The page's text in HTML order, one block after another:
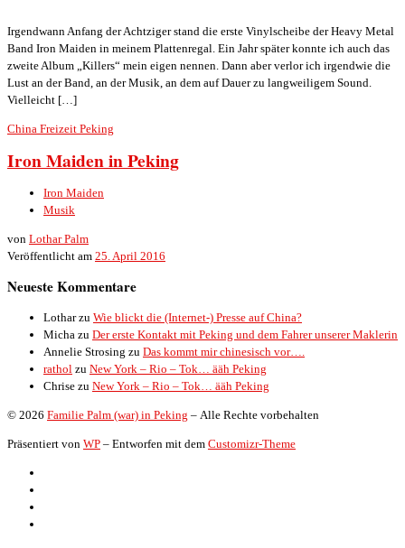
Irgendwann Anfang der Achtziger stand die erste Vinylscheibe der Heavy Metal
Band Iron Maiden in meinem Plattenregal. Ein Jahr später konnte ich auch das
zweite Album „Killers“ mein eigen nennen. Dann aber verlor ich irgendwie die
Lust an der Band, an der Musik, an dem auf Dauer zu langweiligem Sound.
Vielleicht […]
China Freizeit Peking
Iron Maiden in Peking
Iron Maiden
Musik
von Lothar Palm
Veröffentlicht am 25. April 2016
Neueste Kommentare
Lotharzu Wie blickt die (Internet-) Presse auf China?
Micha zu Der erste Kontakt mit Peking und dem Fahrer unserer Maklerin
Annelie Strosing zu Das kommt mir chinesisch vor….
rathol zu New York – Rio – Tok… ääh Peking
Chrise zu New York – Rio – Tok… ääh Peking
© 2026 Familie Palm (war) in Peking – Alle Rechte vorbehalten
Präsentiert von WP – Entworfen mit dem Customizr-Theme